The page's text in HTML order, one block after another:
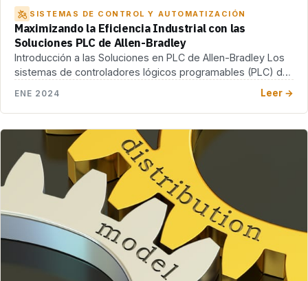
SISTEMAS DE CONTROL Y AUTOMATIZACIÓN
Maximizando la Eficiencia Industrial con las
Soluciones PLC de Allen-Bradley
Introducción a las Soluciones en PLC de Allen-Bradley Los
sistemas de controladores lógicos programables (PLC) de
ENE 2024 Leer →